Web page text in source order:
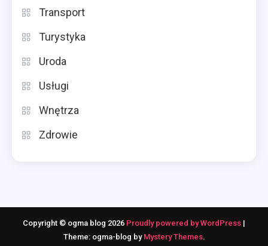
Transport
Turystyka
Uroda
Usługi
Wnętrza
Zdrowie
Copyright © ogma blog 2026 Proudly powered by WordPress |
Theme: ogma-blog by Mystery Themes.